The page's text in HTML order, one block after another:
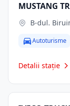
MUSTANG
B-dul.
Autoturisme
Detalii stație